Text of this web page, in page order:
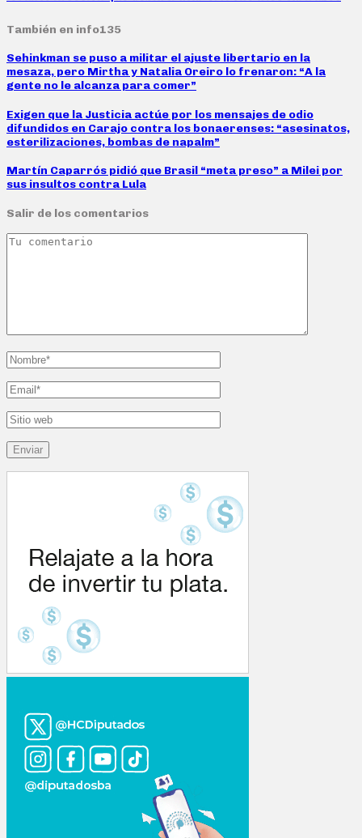
También en info135
Sehinkman se puso a militar el ajuste libertario en la
mesaza, pero Mirtha y Natalia Oreiro lo frenaron: “A la
gente no le alcanza para comer”
Exigen que la Justicia actúe por los mensajes de odio
difundidos en Carajo contra los bonaerenses: “asesinatos,
esterilizaciones, bombas de napalm”
Martín Caparrós pidió que Brasil “meta preso” a Milei por
sus insultos contra Lula
Salir de los comentarios